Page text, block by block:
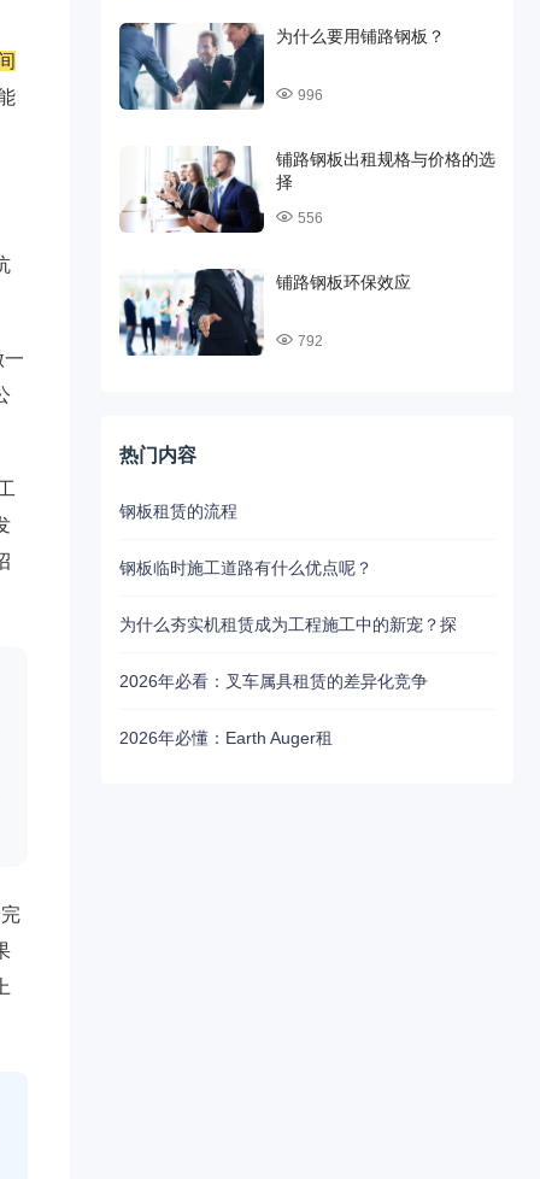
一
为什么要用铺路钢板？
996
铺路钢板出租规格与价格的选
择
556
铺路钢板环保效应
792
热门内容
钢板租赁的流程
钢板临时施工道路有什么优点呢？
为什么夯实机租赁成为工程施工中的新宠？探
2026年必看：叉车属具租赁的差异化竞争
2026年必懂：Earth Auger租